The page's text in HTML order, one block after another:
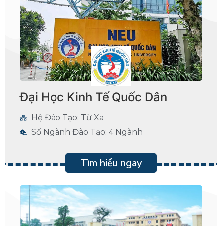
Đại Học Kinh Tế Quốc Dân
Hệ Đào Tạo: Từ Xa
Số Ngành Đào Tạo: 4 Ngành
Tìm hiểu ngay